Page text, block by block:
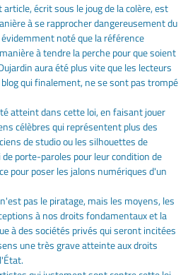
écrit sous le joug de la colère, est
à se rapprocher dangereusement du
noté que la référence
à tendre la perche pour que soient
aura été plus vite que les lecteurs
qui finalement, ne se sont pas trompé
atteint dans cette loi, en faisant jouer
célèbres qui représentent plus des
de studio ou les silhouettes de
porte-paroles pour leur condition de
pour poser les jalons numériques d'un
pas le piratage, mais les moyens, les
à nos droits fondamentaux et la
à des sociétés privés qui seront incitées
une très grave atteinte aux droits